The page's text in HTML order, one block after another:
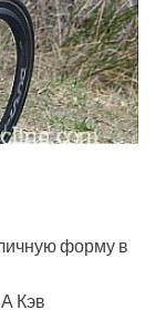
форму в
Кэв